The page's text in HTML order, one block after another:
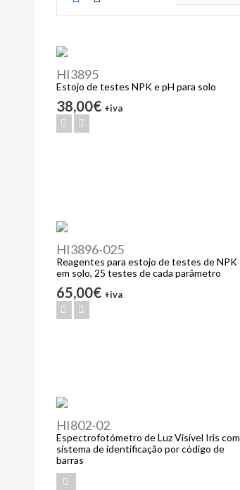
HI3895
Estojo de testes NPK e pH para solo
38,00€ +iva
HI3896-025
Reagentes para estojo de testes de NPK
em solo, 25 testes de cada parâmetro
65,00€ +iva
HI802-02
Espectrofotómetro de Luz Visível Iris com
sistema de identificação por código de
barras